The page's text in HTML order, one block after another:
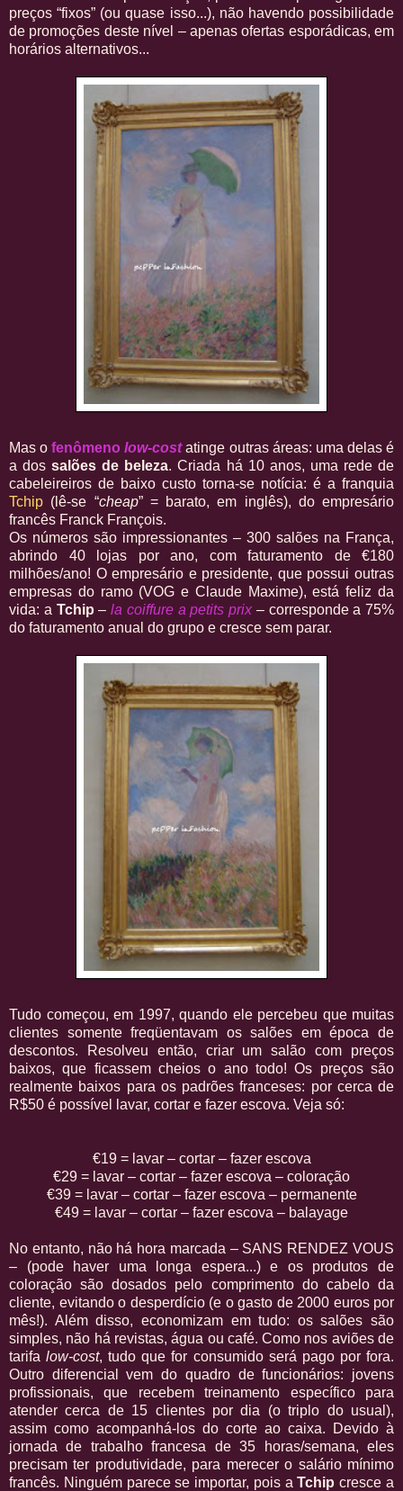
preços “fixos” (ou quase isso...), não havendo possibilidade
de promoções deste nível – apenas ofertas esporádicas, em
horários alternativos...
Mas ofenômenolow-costatinge outras áreas: uma delas é
a dossalões de beleza. Criada há 10 anos, uma rede de
cabeleireiros de baixo custo torna-se notícia: é a franquia
Tchip (lê-se “cheap” = barato, em inglês), do empresário
francês Franck François.
Os números são impressionantes – 300 salões na França,
abrindo 40 lojas por ano, com faturamento de €180
milhões/ano! O empresário e presidente, que possui outras
empresas do ramo (VOG e Claude Maxime), está feliz da
vida: a Tchip – la coiffure a petits prix – corresponde a 75%
do faturamento anual do grupo e cresce sem parar.
Tudo começou, em 1997, quando ele percebeu que muitas
clientes somente freqüentavam os salões em época de
descontos. Resolveu então, criar um salão com preços
baixos, que ficassem cheios o ano todo! Os preços são
realmente baixos para os padrões franceses: por cerca de
R$50 é possível lavar, cortar e fazer escova. Veja só:
€19 = lavar – cortar – fazer escova
€29 = lavar – cortar – fazer escova – coloração
€39 = lavar – cortar – fazer escova – permanente
€49 = lavar – cortar – fazer escova – balayage
No entanto, não há hora marcada – SANS RENDEZ VOUS
– (pode haver uma longa espera...) e os produtos de
coloração são dosados pelo comprimento do cabelo da
cliente, evitando o desperdício (e o gasto de 2000 euros por
mês!). Além disso, economizam em tudo: os salões são
simples, não há revistas, água ou café. Como nos aviões de
tarifalow-cost, tudo que for consumido será pago por fora.
Outro diferencial vem do quadro de funcionários: jovens
profissionais, que recebem treinamento específico para
atender cerca de 15 clientes por dia (o triplo do usual),
assim como acompanhá-los do corte ao caixa. Devido à
jornada de trabalho francesa de 35 horas/semana, eles
precisam ter produtividade, para merecer o salário mínimo
francês. Ninguém parece se importar, pois aTchip cresce a